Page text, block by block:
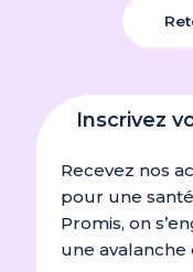
Inscrivez
Recevez nos
pour une
Promis, on
une avalanche